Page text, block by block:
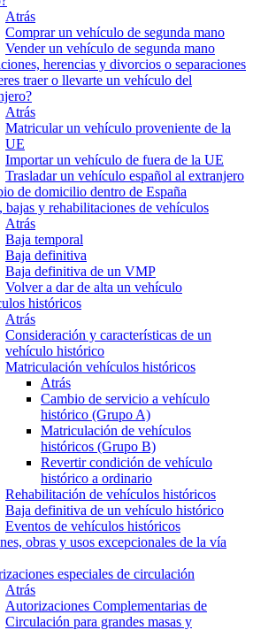
Atrás
Comprar un vehículo de segunda mano
Vender un vehículo de segunda mano
herencias y divorcios o separaciones
traer o llevarte un vehículo del
Atrás
Matricular un vehículo proveniente de la
UE
Importar un vehículo de fuera de la UE
Trasladar un vehículo español al extranjero
de domicilio dentro de España
bajas y rehabilitaciones de vehículos
Atrás
Baja temporal
Baja definitiva
Baja definitiva de un VMP
Volver a dar de alta un vehículo
históricos
Atrás
Consideración y características de un
vehículo histórico
Matriculación vehículos históricos
Atrás
Cambio de servicio a vehículo
histórico (Grupo A)
Matriculación de vehículos
históricos (Grupo B)
Revertir condición de vehículo
histórico a ordinario
Rehabilitación de vehículos históricos
Baja definitiva de un vehículo histórico
Eventos de vehículos históricos
obras y usos excepcionales de la vía
especiales de circulación
Atrás
Autorizaciones Complementarias de
Circulación para grandes masas y